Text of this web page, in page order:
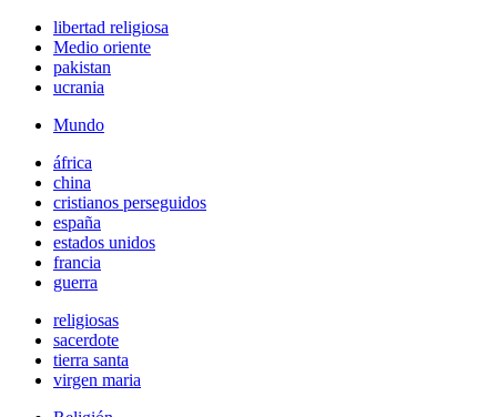
libertad religiosa
Medio oriente
pakistan
ucrania
Mundo
áfrica
china
cristianos perseguidos
españa
estados unidos
francia
guerra
religiosas
sacerdote
tierra santa
virgen maria